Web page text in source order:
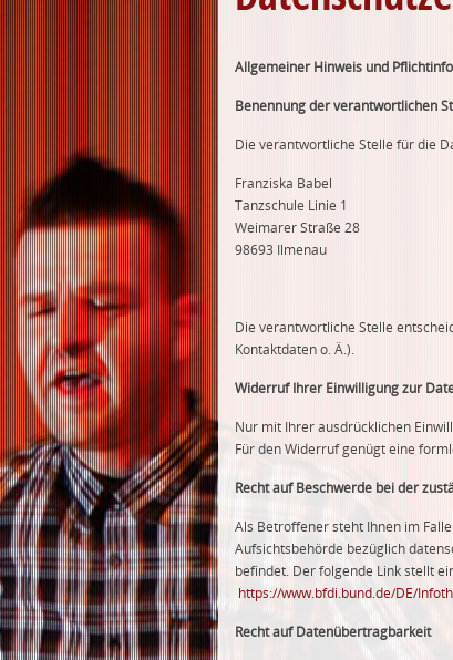
Allgemeiner Hinweis und
Benennung der verantwortlichen
Die verantwortliche Stelle für die
Franziska Babel
Tanzschule Linie 1
Weimarer Straße 28
98693 Ilmenau
Die verantwortliche Stelle
Kontaktdaten o. Ä.).
Widerruf Ihrer Einwilligung zur
Nur mit Ihrer ausdrücklichen
Für den Widerruf genügt eine
Recht auf Beschwerde bei der
Als Betroffener steht Ihnen im
Aufsichtsbehörde bezüglich
befindet. Der folgende Link stellt
https://www.bfdi.bund.de/DE/
Recht auf Datenübertragbarkeit